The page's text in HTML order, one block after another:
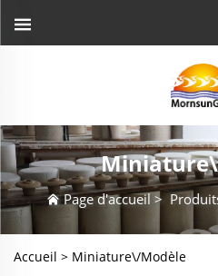
Page d'accueil >
Accueil > Miniature\/Modèle